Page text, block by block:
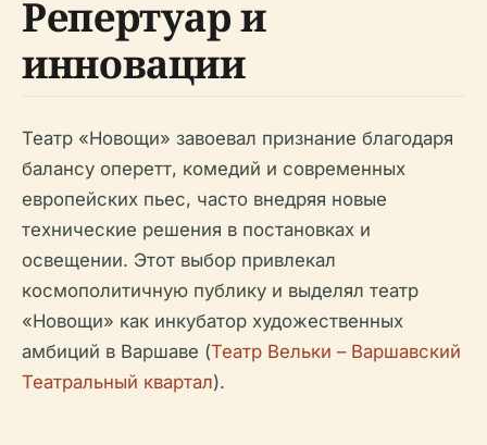
Репертуар и
инновации
Театр «Новощи» завоевал признание благодаря
балансу оперетт, комедий и современных
европейских пьес, часто внедряя новые
технические решения в постановках и
освещении. Этот выбор привлекал
космополитичную публику и выделял театр
«Новощи» как инкубатор художественных
амбиций в Варшаве (Театр Вельки – Варшавский
Театральный квартал).